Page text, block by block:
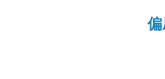
偏